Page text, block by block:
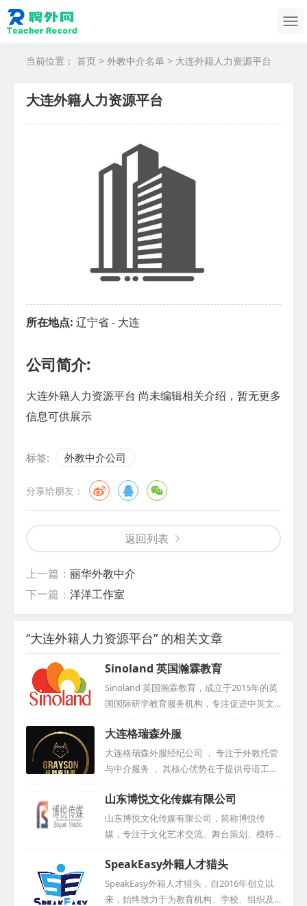
当前位置： 首页 > 外教中介名单 > 大连外籍人力资源平台
大连外籍人力资源平台
所在地点: 辽宁省 - 大连
公司简介:
大连外籍人力资源平台 尚未编辑相关介绍，暂无更多
信息可供展示
标签: 外教中介公司
分享给朋友：
返回列表
上一篇： 丽华外教中介
下一篇： 洋洋工作室
“大连外籍人力资源平台” 的相关文章
Sinoland 英国瀚霖教育
Sinoland 英国瀚霖教育，成立于2015年的英
国国际研学教育服务机构，专注促进中英文
化教育交流。其业务涵盖研学项目运作、地
接服务及教育咨询，提供定制研学、教师培
训和留学项目。凭借卓越表现，赢得良好口
碑，年接待学员近500人次。作为English UK
认证会员，多次亮相国际峰会，展示专业实
力。Sinoland拥有丰富教育资源，提供全方
位、高质量的教育服务。...
大连格瑞森外服
大连格瑞森外服经纪公司 ， 专注于外教托管
与中介服务 ， 其核心优势在于提供母语工签
外教 ， 外教资源丰富且稳定可靠 。 公司凭
借完善的服务体系 ， 确保客户在使用过程中
能够安心无忧 。 目前 ， 大连格瑞森已在全
国范围内与百家以上的合作机构建立了稳固
的合作关系 ， 赢得了广泛赞誉 。 我们诚挚
欢迎各界合作伙伴的加入 ， 共同开创美好未
来 。...
山东博悦文化传媒有限公司
山东博悦文化传媒有限公司，简称博悦传
媒，专注于文化艺术交流、舞台策划、模特
经纪、高端摄影摄像、广告设计与教育咨询
等多元化业务。公司自成立以来，积极吸纳
业内精英，以专业、认真、踏实的态度不断
推动国际化发展。博悦传媒不仅与国内同行
SpeakEasy外籍人才猎头
SpeakEasy外籍人才猎头，自2016年创立以
来，始终致力于为教育机构、学校、组织及